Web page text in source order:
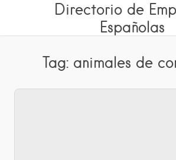
Directorio de
Españolas
Tag: animales de